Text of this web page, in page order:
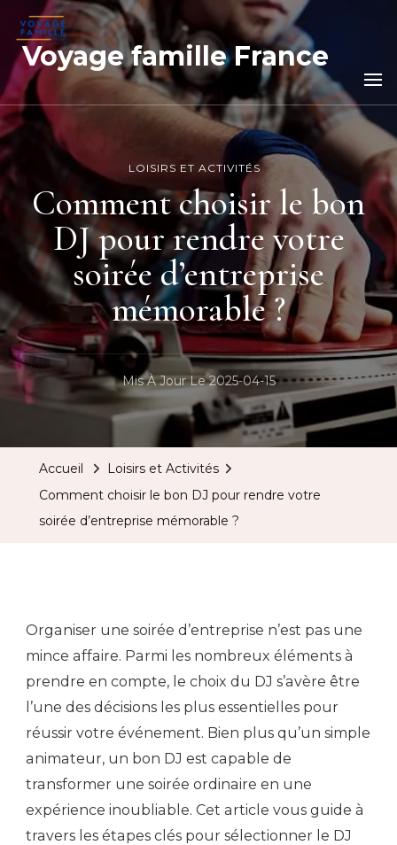
Voyage famille France
LOISIRS ET ACTIVITÉS
Comment choisir le bon
DJ pour rendre votre
soirée d’entreprise
mémorable ?
Mis À Jour Le2025-04-15
Accueil
Loisirs et Activités
Comment choisir le bon DJ pour rendre votre
soirée d’entreprise mémorable ?
Organiser une soirée d’entreprise n’est pas une
mince affaire. Parmi les nombreux éléments à
prendre en compte, le choix du DJ s’avère être
l’une des décisions les plus essentielles pour
réussir votre événement. Bien plus qu’un simple
animateur, un bon DJ est capable de
transformer une soirée ordinaire en une
expérience inoubliable. Cet article vous guide à
travers les étapes clés pour sélectionner le DJ